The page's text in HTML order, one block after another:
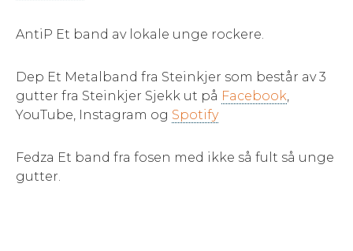
AntiP Et band av lokale unge rockere.
Dep Et Metalband fra Steinkjer som består av 3
gutter fra Steinkjer Sjekk ut på Facebook,
YouTube, Instagram og Spotify
Fedza Et band fra fosen med ikke så fult så unge
gutter.